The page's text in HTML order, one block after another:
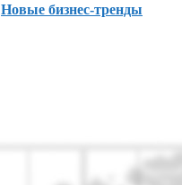
Новые бизнес-тренды